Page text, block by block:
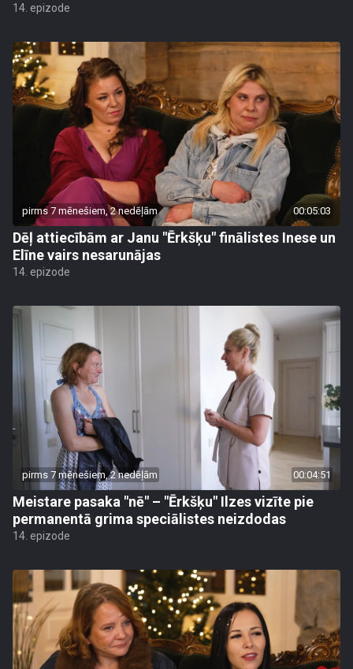
14. epizode
pirms 7 mēnešiem, 2 nedēļām 00:05:03
Dēļ attiecībām ar Janu "Ērkšķu" finālistes Inese un
Elīne vairs nesarunājas
14. epizode
pirms 7 mēnešiem, 2 nedēļām 00:04:51
Meistare pasaka "nē" – "Ērkšķu" Ilzes vizīte pie
permanentā grima speciālistes neizdodas
14. epizode